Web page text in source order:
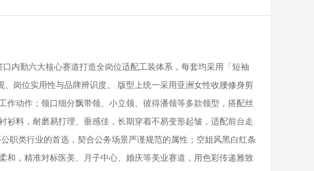
内勤六大核心赛道打造全岗位适配工装体系，每套均采用「短袖
岗位实用性与品牌辨识度。 版型上统一采用亚洲女性收腰修身剪
动作；领口细分飘带领、小立领、彼得潘领等多款领型，搭配丝
料，耐磨易打理、垂感佳，长期穿着不易变形起皱，适配前台走
职类行业的首选，契合公务场景严谨规范的属性；空姐风黑白红条
，精准对标医美、月子中心、婚庆等美业赛道，用色彩传递雅致